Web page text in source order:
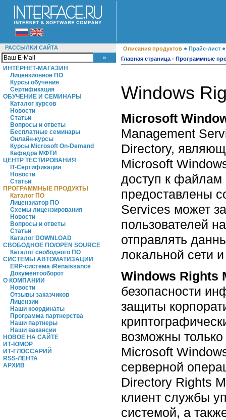
РАССЫЛКИ САЙТА
ИНТЕРНЕТ-МАГАЗИН
Лицензионное ПО
Курсы обучения
Сертификация
ОБУЧЕНИЕ И СЕМИНАРЫ
Каталог курсов
Новости
Статьи
Вопросы и ответы
Бесплатные семинары
Онлайн-курсы
Курсы Microsoft On-Demand
Кафедра МФТИ
ЦЕНТР ТЕСТИРОВАНИЯ
IT-Сертификации
Новости
Статьи
ПРОГРАММНЫЕ ПРОДУКТЫ
Каталог ПО
Лицензиатор ПО
Схемы лицензирования
Новости
Вопросы и ответы
Статьи
Каталог DOWNLOAD
СВОБОДНОЕ ПО/OPEN SOURCE
Каталог свободного ПО
СИСТЕМЫ АВТОМАТИЗАЦИИ
ERP-система iRenaissance
Документооборот
О КОМПАНИИ
Новости
Отзывы заказчиков
Лицензии
Наши координаты
Программа партнерства
Наши партнеры
Наши вакансии
НОВОЕ НА САЙТЕ
ИТ-ЮМОР
ИТ-ГЛОССАРИЙ
RSS-ЛЕНТА
АРХИВ
Описания продуктов ● Прайс-лист
Главная страница - Программные
Windows
Microsoft
Management
Directory,
Microsoft
доступ к файлам
предоставлены
Services может
пользователей
отправлять
локальной сети
Windows Rights
безопасности
защиты
возможны
Microsoft
серверной
Directory Rights
клиент службы
системой, а